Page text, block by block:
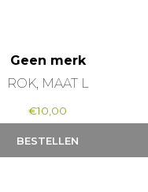
Geen merk
ROK, MAAT L
€10,00
BESTELLEN